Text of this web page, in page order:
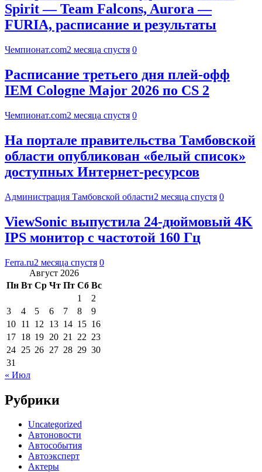
Spirit — Team Falcons, Aurora —
FURIA, расписание и результаты
Чемпионат.com2 месяца спустя 0
Расписание третьего дня плей-офф
IEM Cologne Major 2026 по CS 2
Чемпионат.com2 месяца спустя 0
На портале правительства Тамбовской
области опубликован «белый список»
доступных Интернет-ресурсов
Администрация Тамбовской области2 месяца спустя 0
ViewSonic выпустила 24-дюймовый 4K
IPS монитор с частотой 160 Гц
Ferra.ru2 месяца спустя 0
Август 2026
Пн Вт Ср Чт Пт Сб Вс
1
2
3
4 5 6 7 8
9
10 11 12 13 14 15 16
17 18 19 20 21 22 23
24 25 26 27 28 29 30
31
« Июл
Рубрики
Uncategorized
Автоновости
Автособытия
Автоэксперт
Актеры